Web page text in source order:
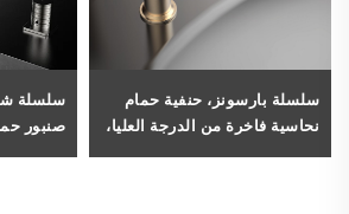
سلسلة بارسونز، حنفية حمام
نحاسية فاخرة من الدرجة العليا،
صنبور